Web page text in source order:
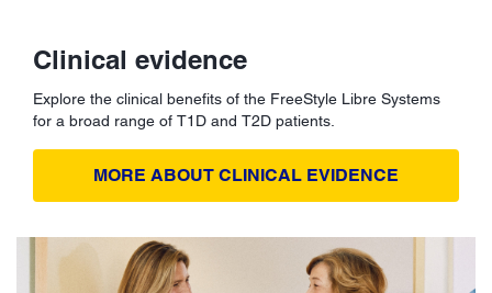
Clinical evidence
Explore the clinical benefits of the FreeStyle Libre Systems
for a broad range of T1D and T2D patients.
MORE ABOUT CLINICAL EVIDENCE